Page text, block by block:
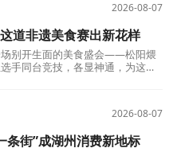
2026-08-07
道非遗美食赛出新花样
别开生面的美食盛会——松阳煨
手同台竞技，各显神通，为这道
2026-08-07
条街”成湖州消费新地标